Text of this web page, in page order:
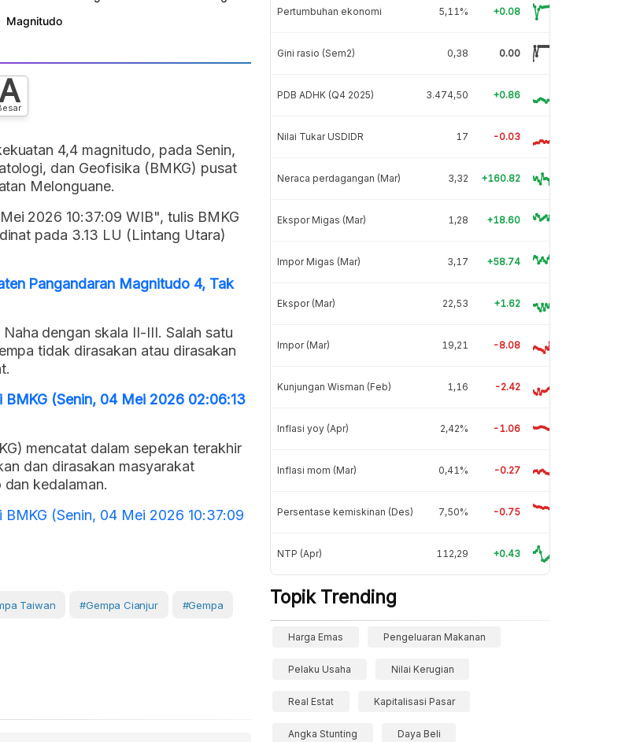
A
4,4 magnitudo, pada Senin,
dan Geofisika (BMKG) pusat
Melonguane.
2026 10:37:09 WIB", tulis BMKG
pada 3.13 LU (Lintang Utara)
Pangandaran Magnitudo 4, Tak
dengan skala II-III. Salah satu
tidak dirasakan atau dirasakan
BMKG (Senin, 04 Mei 2026 02:06:13
mencatat dalam sepekan terakhir
dan dirasakan masyarakat
kedalaman.
(Senin, 04 Mei 2026 10:37:09
Taiwan #gempa Cianjur #gempa
Pertumbuhan ekonomi 5,11% +0.08
Gini rasio (Sem2) 0,38 0.00
PDB ADHK (Q4 2025) 3.474,50 +0.86
Nilai Tukar USDIDR 17 -0.03
Neraca perdagangan (Mar) 3,32 +160.82
Ekspor Migas (Mar) 1,28 +18.60
Impor Migas (Mar) 3,17 +58.74
Ekspor (Mar) 22,53 +1.62
Impor (Mar) 19,21 -8.08
Kunjungan Wisman (Feb) 1,16 -2.42
Inflasi yoy (Apr) 2,42% -1.06
Inflasi mom (Mar) 0,41% -0.27
Persentase kemiskinan (Des) 7,50% -0.75
NTP (Apr) 112,29 +0.43
Topik Trending
Harga Emas Pengeluaran Makanan
Pelaku Usaha Nilai Kerugian
Real Estat Kapitalisasi Pasar
Angka Stunting Daya Beli